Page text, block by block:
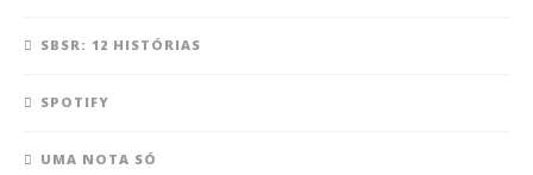
SBSR: 12 HISTÓRIAS
SPOTIFY
UMA NOTA SÓ